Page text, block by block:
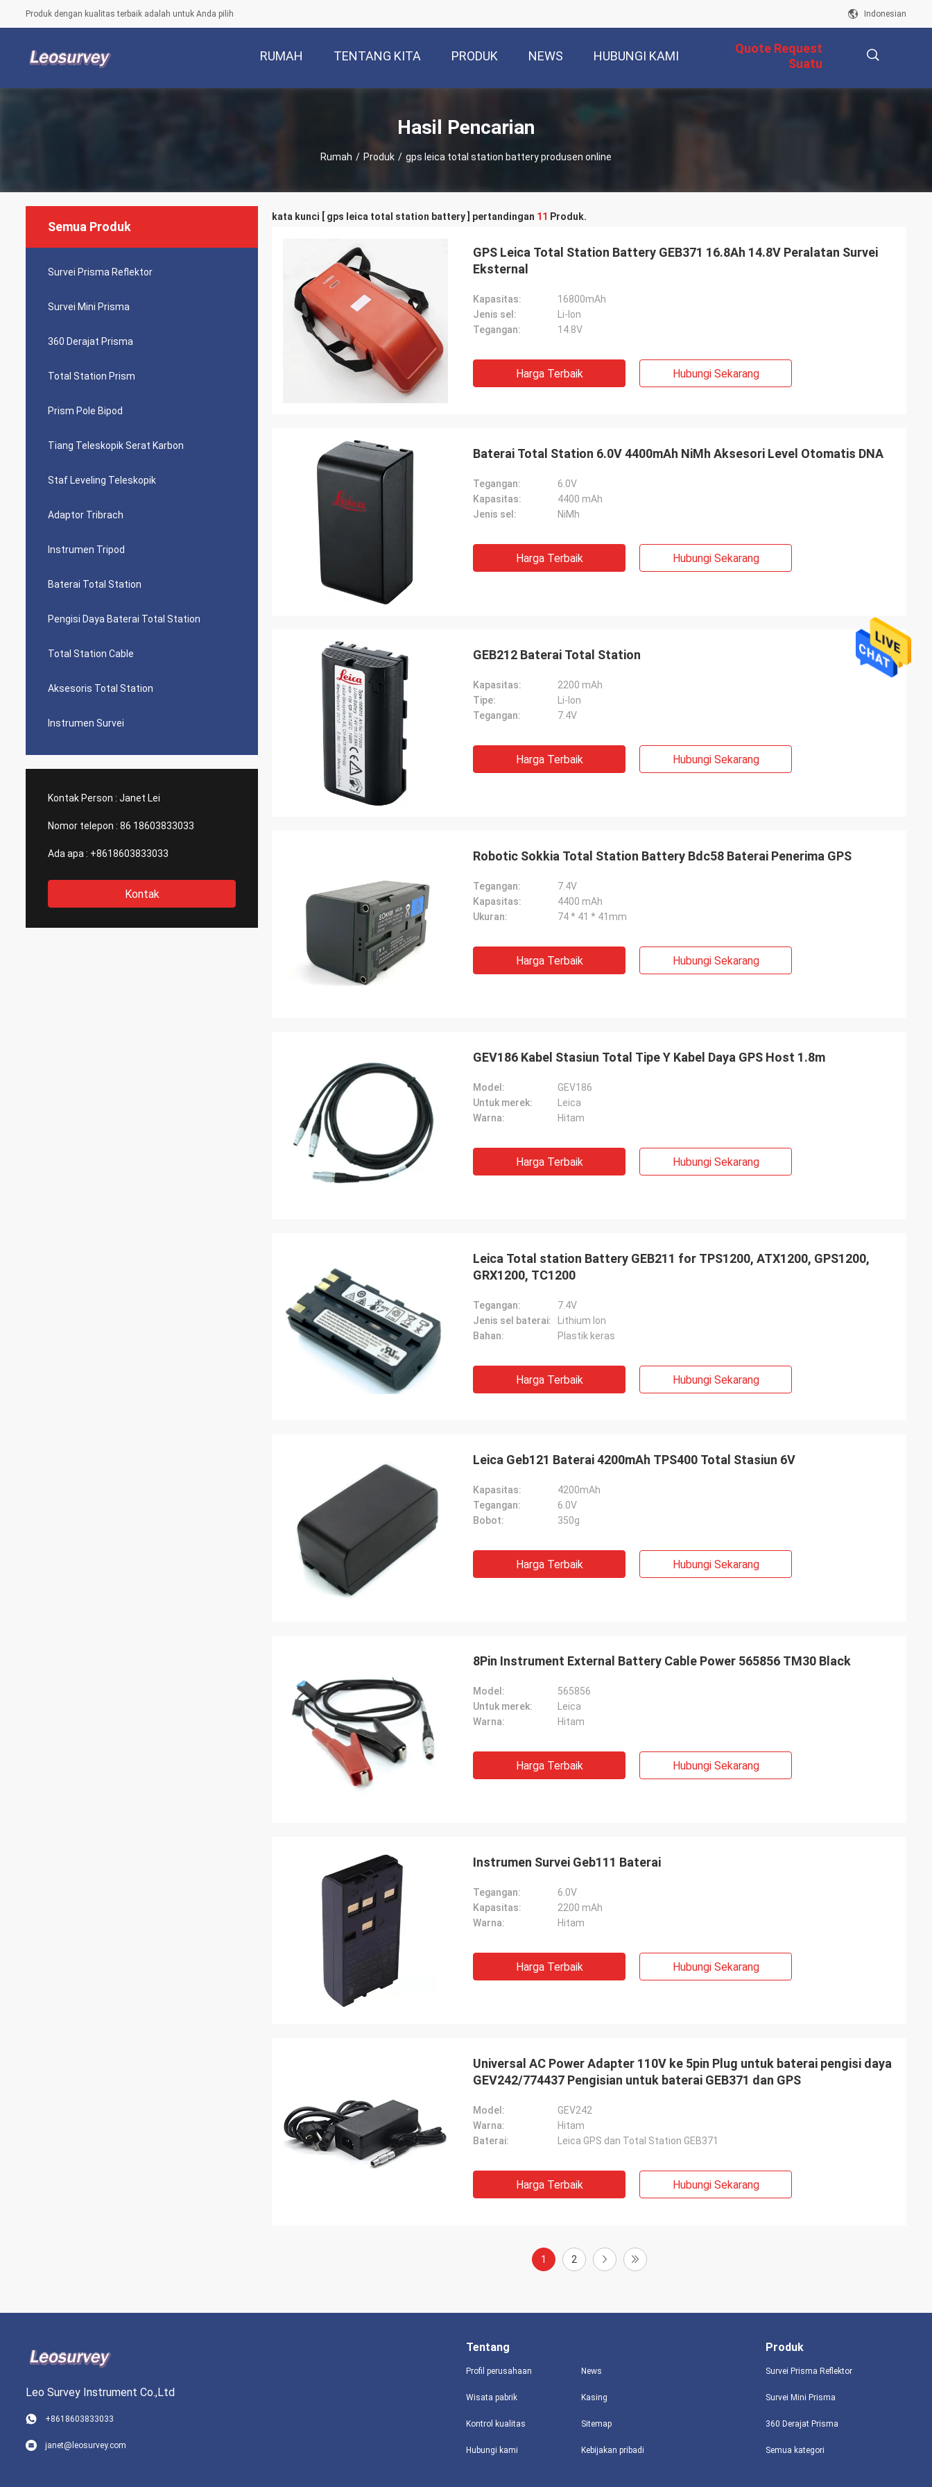
Produk dengan kualitas terbaik adalah untuk Anda pilih Indonesian
RUMAH TENTANG KITA PRODUK NEWS HUBUNGI KAMI
Quote Request
Suatu
Hasil Pencarian
Rumah / Produk / gps leica total station battery produsen online
Semua Produk
Survei Prisma Reflektor
Survei Mini Prisma
360 Derajat Prisma
Total Station Prism
Prism Pole Bipod
Tiang Teleskopik Serat Karbon
Staf Leveling Teleskopik
Adaptor Tribrach
Instrumen Tripod
Baterai Total Station
Pengisi Daya Baterai Total Station
Total Station Cable
Aksesoris Total Station
Instrumen Survei
Kontak Person : Janet Lei
Nomor telepon : 86 18603833033
Ada apa : +8618603833033
Kontak
kata kunci [ gps leica total station battery ] pertandingan 11 Produk.
GPS Leica Total Station Battery GEB371 16.8Ah 14.8V Peralatan Survei
Eksternal
Kapasitas:
16800mAh
Jenis sel:
Li-lon
Tegangan:
14.8V
Harga Terbaik Hubungi Sekarang
Baterai Total Station 6.0V 4400mAh NiMh Aksesori Level Otomatis DNA
Tegangan:
6.0V
Kapasitas:
4400 mAh
Jenis sel:
NiMh
Harga Terbaik Hubungi Sekarang
GEB212 Baterai Total Station
Kapasitas:
2200 mAh
Tipe:
Li-lon
Tegangan:
7.4V
Harga Terbaik Hubungi Sekarang
Robotic Sokkia Total Station Battery Bdc58 Baterai Penerima GPS
Tegangan:
7.4V
Kapasitas:
4400 mAh
Ukuran:
74 * 41 * 41mm
Harga Terbaik Hubungi Sekarang
GEV186 Kabel Stasiun Total Tipe Y Kabel Daya GPS Host 1.8m
Model:
GEV186
Untuk merek:
Leica
Warna:
Hitam
Harga Terbaik Hubungi Sekarang
Leica Total station Battery GEB211 for TPS1200, ATX1200, GPS1200,
GRX1200, TC1200
Tegangan:
7.4V
Jenis sel baterai:
Lithium lon
Bahan:
Plastik keras
Harga Terbaik Hubungi Sekarang
Leica Geb121 Baterai 4200mAh TPS400 Total Stasiun 6V
Kapasitas:
4200mAh
Tegangan:
6.0V
Bobot:
350g
Harga Terbaik Hubungi Sekarang
8Pin Instrument External Battery Cable Power 565856 TM30 Black
Model:
565856
Untuk merek:
Leica
Warna:
Hitam
Harga Terbaik Hubungi Sekarang
Instrumen Survei Geb111 Baterai
Tegangan:
6.0V
Kapasitas:
2200 mAh
Warna:
Hitam
Harga Terbaik Hubungi Sekarang
Universal AC Power Adapter 110V ke 5pin Plug untuk baterai pengisi daya
GEV242/774437 Pengisian untuk baterai GEB371 dan GPS
Model:
GEV242
Warna:
Hitam
Baterai:
Leica GPS dan Total Station GEB371
Harga Terbaik Hubungi Sekarang
1 2
Leo Survey Instrument Co.,Ltd
+8618603833033
janet@leosurvey.com
Tentang
Profil perusahaan
Wisata pabrik
Kontrol kualitas
Hubungi kami
News
Kasing
Sitemap
Kebijakan pribadi
Produk
Survei Prisma Reflektor
Survei Mini Prisma
360 Derajat Prisma
Semua kategori